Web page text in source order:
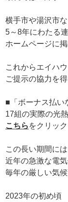
横手市や湯沢市
5～8年にわたる
ホームページに
これからエイハ
ご提示の協力を
■「ボーナス払い
17組の実際の光
こちら をクリック
この長い期間には
近年の急激な電
毎年の厳しい気
2023年の初め頃